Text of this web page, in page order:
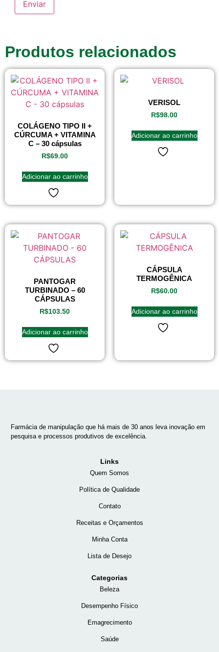
Produtos relacionados
COLÁGENO TIPO II +
CÚRCUMA + VITAMINA
C – 30 cápsulas
R$69.00
Adicionar ao carrinho
VERISOL
R$98.00
Adicionar ao carrinho
PANTOGAR
TURBINADO – 60
CÁPSULAS
R$103.50
Adicionar ao carrinho
CÁPSULA
TERMOGÊNICA
R$60.00
Adicionar ao carrinho
Farmácia de manipulação que há mais de 30 anos leva inovação em
pesquisa e processos produtivos de excelência.
Links
Quem Somos
Política de Qualidade
Contato
Receitas e Orçamentos
Minha Conta
Lista de Desejo
Categorias
Beleza
Desempenho Físico
Emagrecimento
Saúde